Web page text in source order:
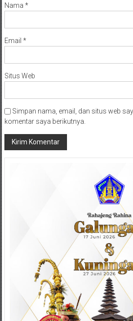
Nama *
Email *
Situs Web
Simpan nama, email, dan situs web
komentar saya berikutnya.